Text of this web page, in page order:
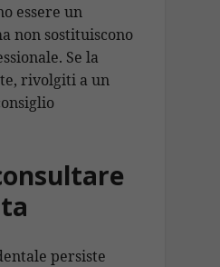
essere un
non sostituiscono
Se la
rivolgiti a un
persiste